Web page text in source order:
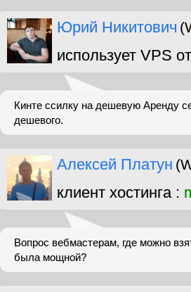
Юрий Никитович
использует VPS от
Кинте ссилку на дешевую Аренду
дешевого.
Алексей Платун
клиент хостинга :
Вопрос вебмастерам, где можно
была мощной?